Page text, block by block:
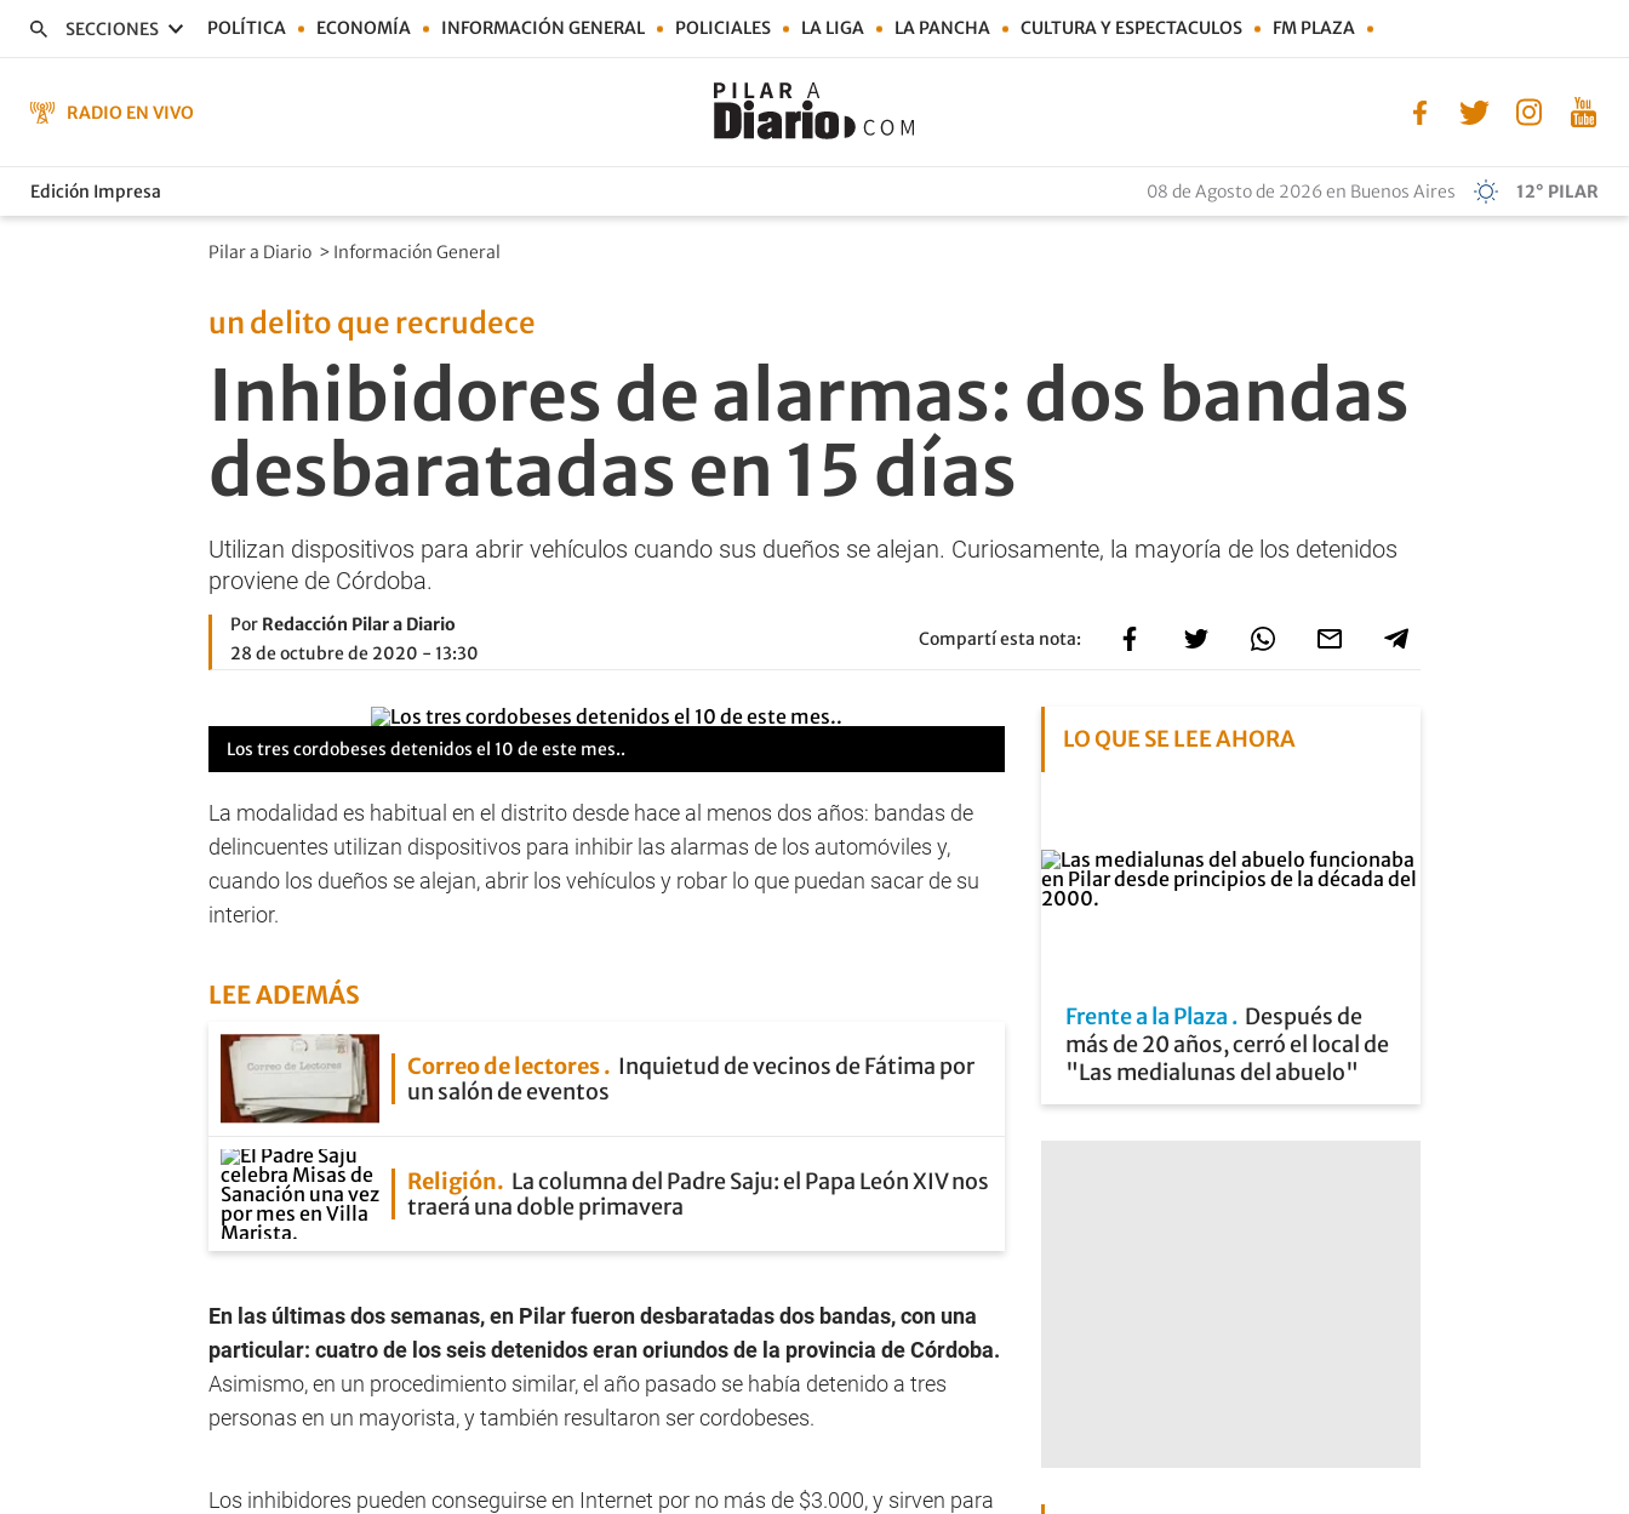
SECCIONES POLÍTICA ECONOMÍA INFORMACIÓN GENERAL POLICIALES LA LIGA LA PANCHA CULTURA Y ESPECTACULOS FM PLAZA
RADIO EN VIVO
Edición Impresa 08 de Agosto de 2026 en Buenos Aires 12° PILAR
Pilar a Diario > Información General
un delito que recrudece
Inhibidores de alarmas: dos bandas
desbaratadas en 15 días
Utilizan dispositivos para abrir vehículos cuando sus dueños se alejan. Curiosamente, la mayoría de los detenidos
proviene de Córdoba.
Por Redacción Pilar a Diario
28 de octubre de 2020 - 13:30
Compartí esta nota:
Los tres cordobeses detenidos el 10 de este mes..
La modalidad es habitual en el distrito desde hace al menos dos años: bandas de
delincuentes utilizan dispositivos para inhibir las alarmas de los automóviles y,
cuando los dueños se alejan, abrir los vehículos y robar lo que puedan sacar de su
interior.
LEE ADEMÁS
Correo de lectores
Inquietud de vecinos de Fátima por
un salón de eventos
Religión
La columna del Padre Saju: el Papa León XIV nos
traerá una doble primavera
En las últimas dos semanas, en Pilar fueron desbaratadas dos bandas, con una
particular: cuatro de los seis detenidos eran oriundos de la provincia de Córdoba.
Asimismo, en un procedimiento similar, el año pasado se había detenido a tres
personas en un mayorista, y también resultaron ser cordobeses.
Los inhibidores pueden conseguirse en Internet por no más de $3.000, y sirven para
LO QUE SE LEE AHORA
Frente a la Plaza
Después de
más de 20 años, cerró el local de
"Las medialunas del abuelo"